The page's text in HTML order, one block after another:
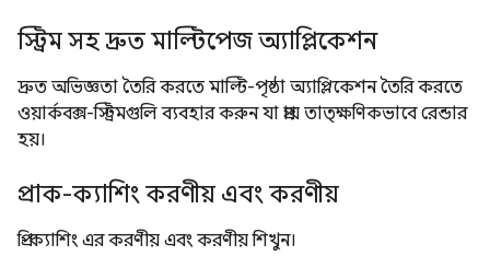
স্ট্রিম সহ দ্রুত মাল্টিপেজ অ্যাপ্লিকেশন
দ্রুত অভিজ্ঞতা তৈরি করতে মাল্টি-পৃষ্ঠা অ্যাপ্লিকেশন তৈরি করতে
ওয়ার্কবক্স-স্ট্রিমগুলি ব্যবহার করুন যা প্রায় তাত্ক্ষণিকভাবে রেন্ডার
হয়।
প্রাক-ক্যাশিং করণীয় এবং করণীয়
প্রি-ক্যাশিং এর করণীয় এবং করণীয় শিখুন।